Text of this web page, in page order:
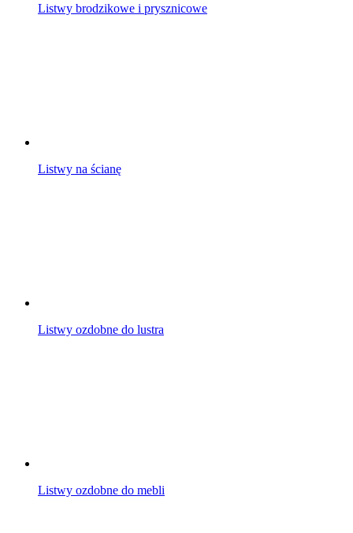
Listwy brodzikowe i prysznicowe
Listwy na ścianę
Listwy ozdobne do lustra
Listwy ozdobne do mebli